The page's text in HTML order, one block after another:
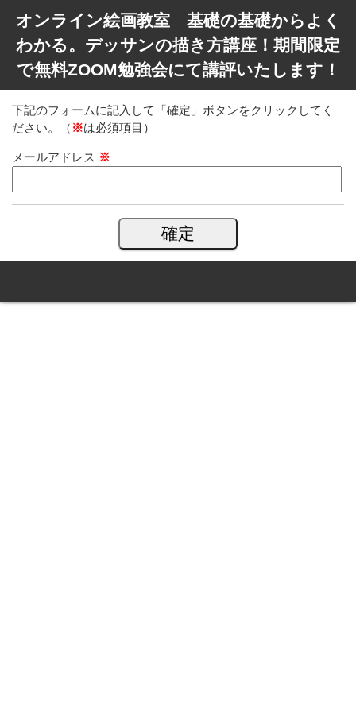
オンライン絵画教室 基礎の基礎からよく
わかる。デッサンの描き方講座！期間限定
で無料ZOOM勉強会にて講評いたします！
下記のフォームに記入して「確定」ボタンをクリックしてく
ださい。（ ※は必須項目）
メールアドレス ※